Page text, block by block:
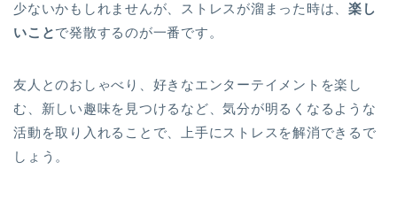
少ないかもしれませんが、ストレスが溜まった時は、楽し
いことで発散するのが一番です。
友人とのおしゃべり、好きなエンターテイメントを楽し
む、新しい趣味を見つけるなど、気分が明るくなるような
活動を取り入れることで、上手にストレスを解消できるで
しょう。
ホーム
お誕生日占い一覧